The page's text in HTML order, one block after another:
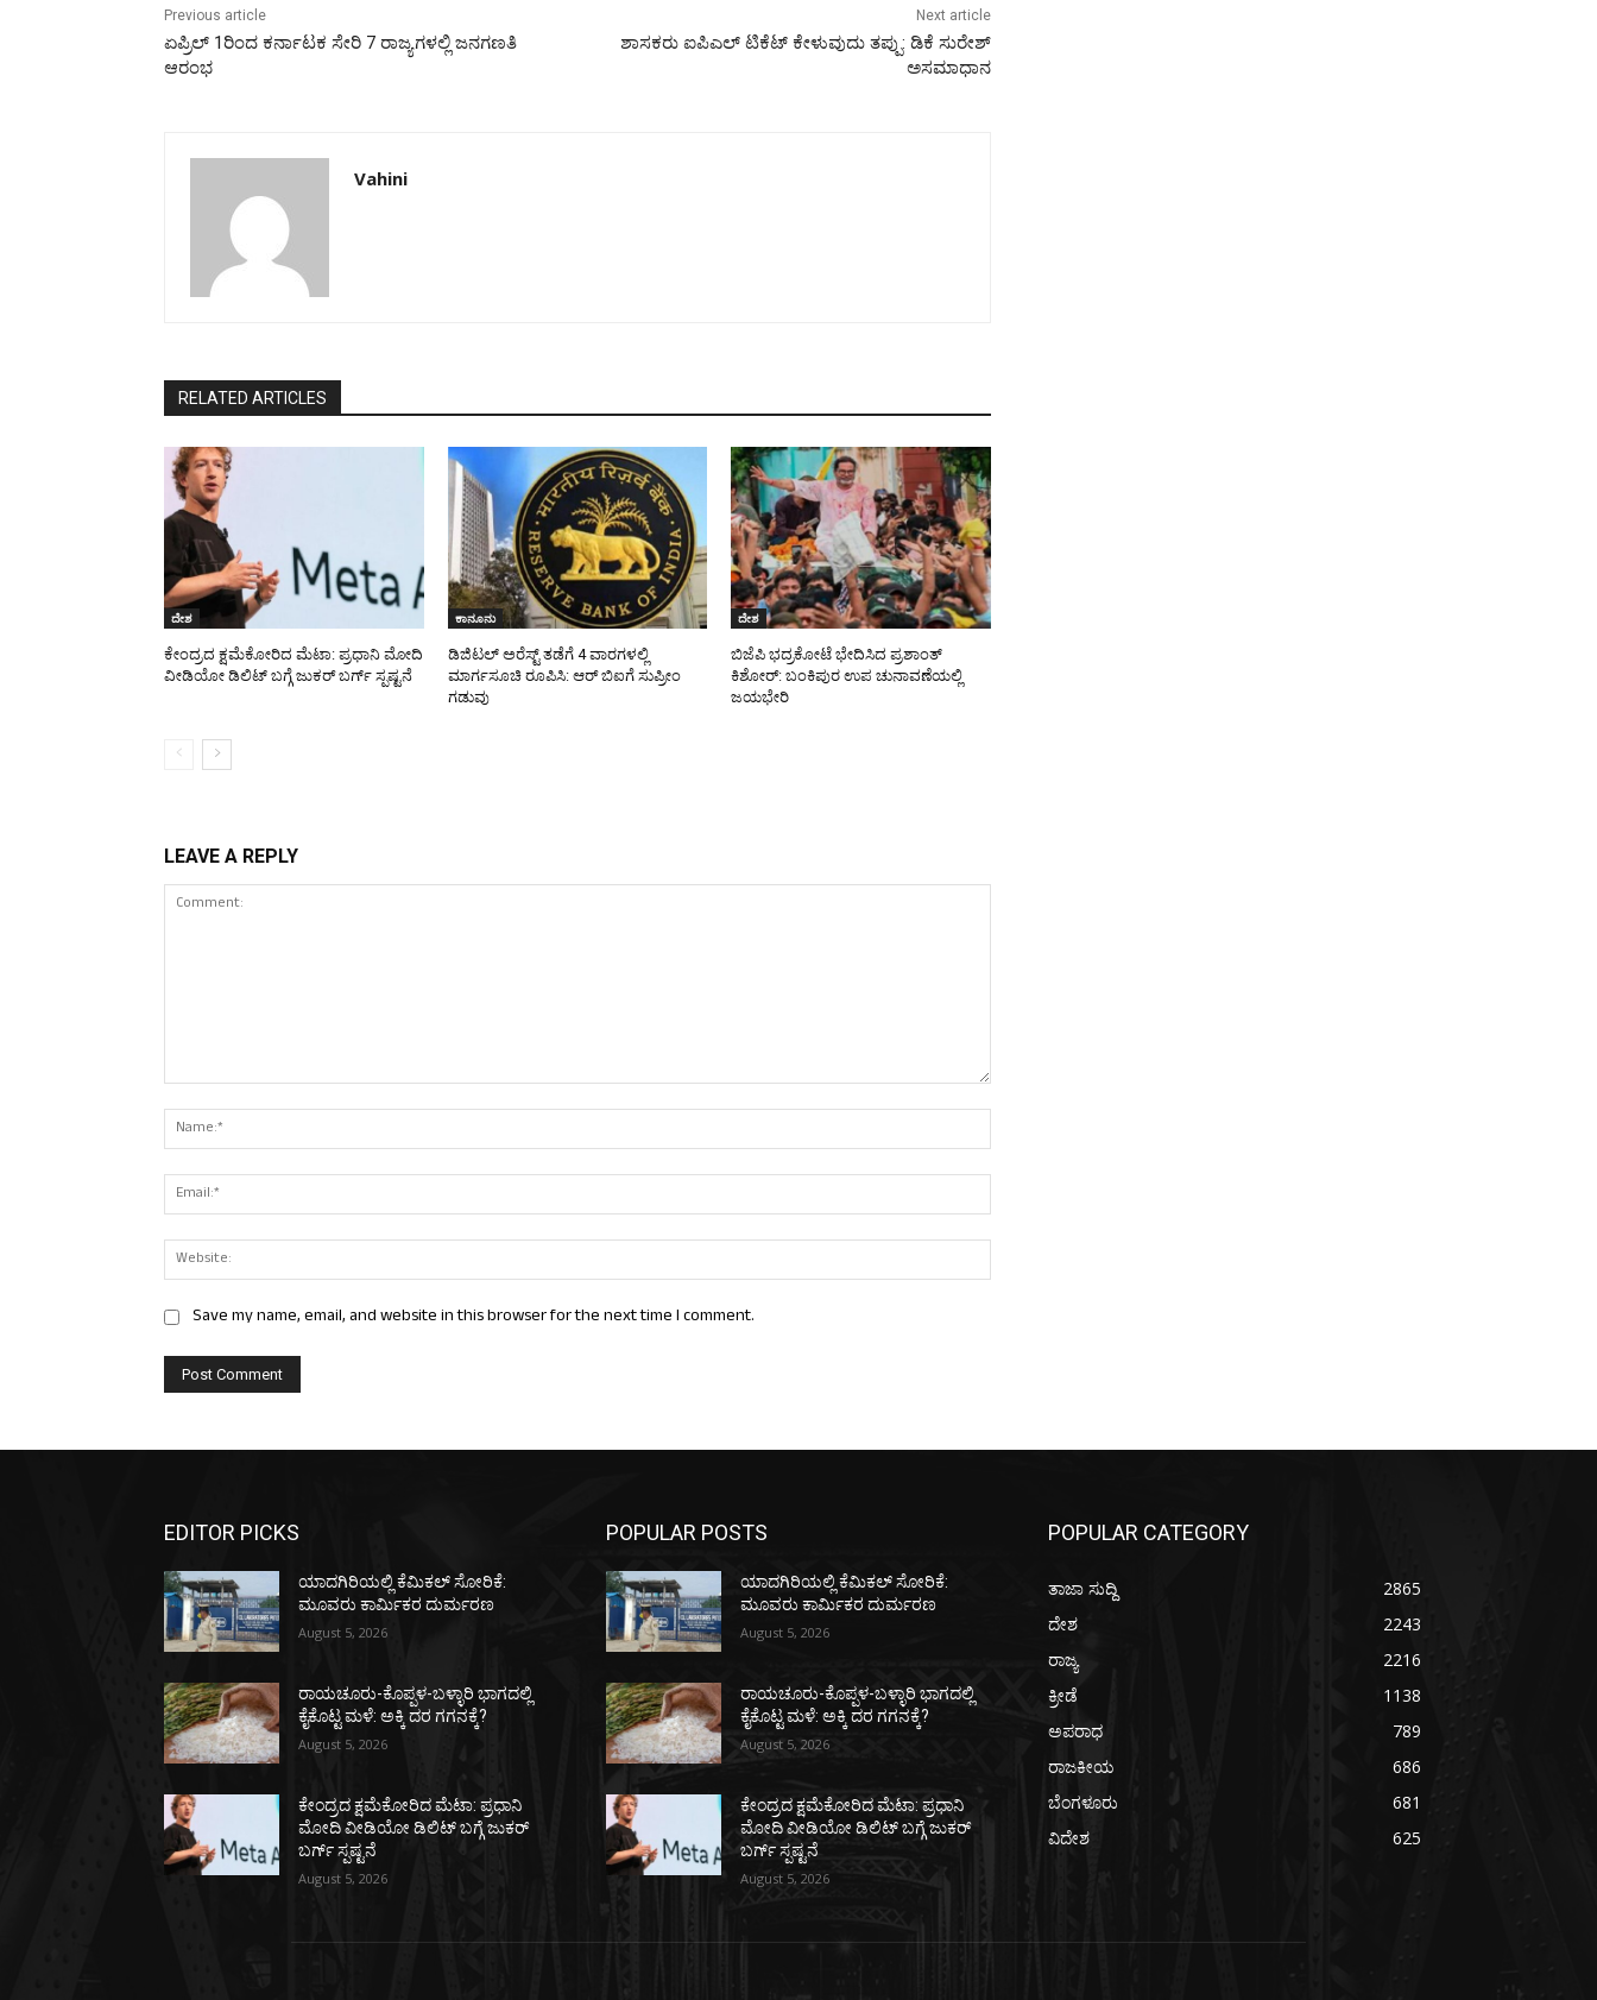
Previous article
ಏಪ್ರಿಲ್ 1ರಿಂದ ಕರ್ನಾಟಕ ಸೇರಿ 7 ರಾಜ್ಯಗಳಲ್ಲಿ ಜನಗಣತಿ
ಆರಂಭ
Next article
ಶಾಸಕರು ಐಪಿಎಲ್ ಟಿಕೆಟ್ ಕೇಳುವುದು ತಪ್ಪು: ಡಿಕೆ ಸುರೇಶ್
ಅಸಮಾಧಾನ
Vahini
RELATED ARTICLES
ದೇಶ
ಕೇಂದ್ರದ ಕ್ಷಮೆಕೋರಿದ ಮೆಟಾ: ಪ್ರಧಾನಿ ಮೋದಿ
ವೀಡಿಯೋ ಡಿಲಿಟ್ ಬಗ್ಗೆ ಜುಕರ್ ಬರ್ಗ್ ಸ್ಪಷ್ಟನೆ
ಕಾನೂನು
ಡಿಜಿಟಲ್ ಅರೆಸ್ಟ್ ತಡೆಗೆ 4 ವಾರಗಳಲ್ಲಿ
ಮಾರ್ಗಸೂಚಿ ರೂಪಿಸಿ: ಆರ್ ಬಿಐಗೆ ಸುಪ್ರೀಂ
ಗಡುವು
ದೇಶ
ಬಿಜೆಪಿ ಭದ್ರಕೋಟೆ ಭೇದಿಸಿದ ಪ್ರಶಾಂತ್
ಕಿಶೋರ್: ಬಂಕಿಪುರ ಉಪ ಚುನಾವಣೆಯಲ್ಲಿ
ಜಯಭೇರಿ
LEAVE A REPLY
Save my name, email, and website in this browser for the next time I comment.
EDITOR PICKS
ಯಾದಗಿರಿಯಲ್ಲಿ ಕೆಮಿಕಲ್ ಸೋರಿಕೆ:
ಮೂವರು ಕಾರ್ಮಿಕರ ದುರ್ಮರಣ
August 5, 2026
ರಾಯಚೂರು-ಕೊಪ್ಪಳ-ಬಳ್ಳಾರಿ ಭಾಗದಲ್ಲಿ
ಕೈಕೊಟ್ಟ ಮಳೆ: ಅಕ್ಕಿ ದರ ಗಗನಕ್ಕೆ?
August 5, 2026
ಕೇಂದ್ರದ ಕ್ಷಮೆಕೋರಿದ ಮೆಟಾ: ಪ್ರಧಾನಿ
ಮೋದಿ ವೀಡಿಯೋ ಡಿಲಿಟ್ ಬಗ್ಗೆ ಜುಕರ್
ಬರ್ಗ್ ಸ್ಪಷ್ಟನೆ
August 5, 2026
POPULAR POSTS
ಯಾದಗಿರಿಯಲ್ಲಿ ಕೆಮಿಕಲ್ ಸೋರಿಕೆ:
ಮೂವರು ಕಾರ್ಮಿಕರ ದುರ್ಮರಣ
August 5, 2026
ರಾಯಚೂರು-ಕೊಪ್ಪಳ-ಬಳ್ಳಾರಿ ಭಾಗದಲ್ಲಿ
ಕೈಕೊಟ್ಟ ಮಳೆ: ಅಕ್ಕಿ ದರ ಗಗನಕ್ಕೆ?
August 5, 2026
ಕೇಂದ್ರದ ಕ್ಷಮೆಕೋರಿದ ಮೆಟಾ: ಪ್ರಧಾನಿ
ಮೋದಿ ವೀಡಿಯೋ ಡಿಲಿಟ್ ಬಗ್ಗೆ ಜುಕರ್
ಬರ್ಗ್ ಸ್ಪಷ್ಟನೆ
August 5, 2026
POPULAR CATEGORY
ತಾಜಾ ಸುದ್ದಿ
2865
ದೇಶ
2243
ರಾಜ್ಯ
2216
ಕ್ರೀಡೆ
1138
ಅಪರಾಧ
789
ರಾಜಕೀಯ
686
ಬೆಂಗಳೂರು
681
ವಿದೇಶ
625